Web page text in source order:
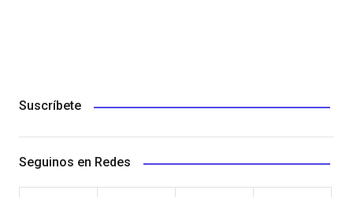
Suscríbete
Seguinos en Redes